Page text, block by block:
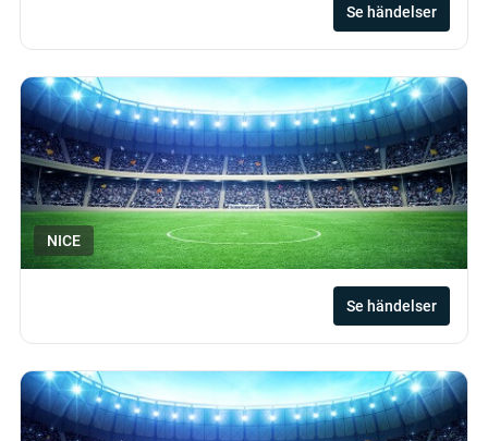
Se händelser
NICE
Se händelser